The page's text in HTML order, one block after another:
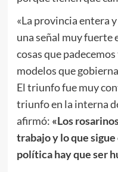
«La provincia entera
una señal muy fuerte
cosas que
modelos que
El triunfo fue muy
triunfo en la interna
afirmó: «Los
trabajo y lo que
política hay que ser